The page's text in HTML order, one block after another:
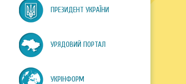
ПРЕЗИДЕНТ УКРАЇНИ
УРЯДОВИЙ ПОРТАЛ
УКРІНФОРМ